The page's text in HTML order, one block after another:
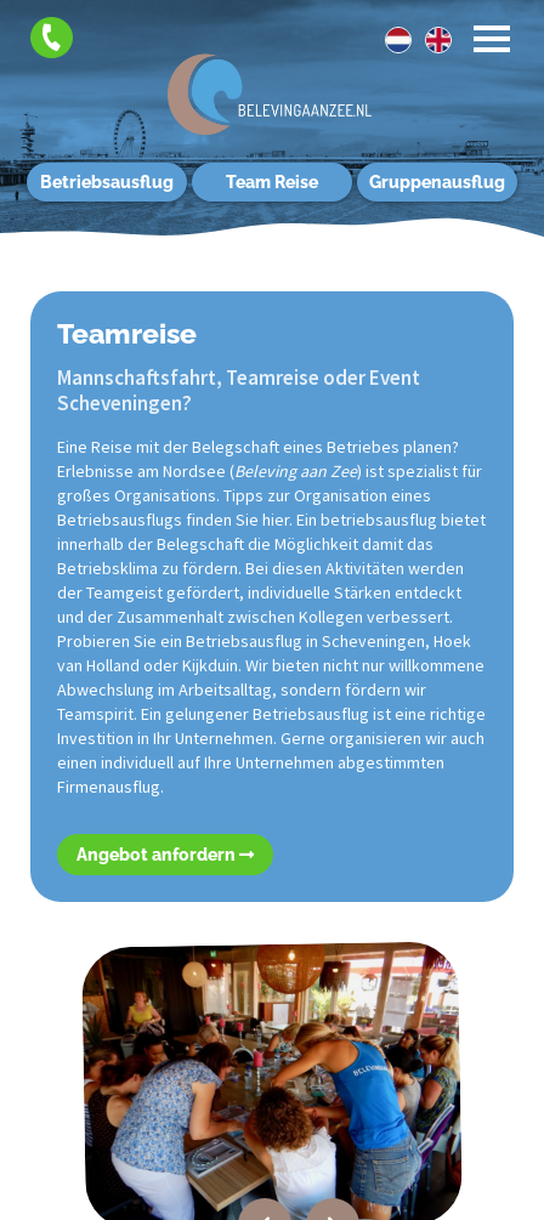
Betriebsausflug Team Reise Gruppenausflug
Teamreise
Mannschaftsfahrt, Teamreise oder Event
Scheveningen?
Eine Reise mit der Belegschaft eines Betriebes planen?
Erlebnisse am Nordsee (Beleving aan Zee) ist spezialist für
großes Organisations. Tipps zur Organisation eines
Betriebsausflugs finden Sie hier. Ein betriebsausflug bietet
innerhalb der Belegschaft die Möglichkeit damit das
Betriebsklima zu fördern. Bei diesen Aktivitäten werden
der Teamgeist gefördert, individuelle Stärken entdeckt
und der Zusammenhalt zwischen Kollegen verbessert.
Probieren Sie ein Betriebsausflug in Scheveningen, Hoek
van Holland oder Kijkduin. Wir bieten nicht nur willkommene
Abwechslung im Arbeitsalltag, sondern fördern wir
Teamspirit. Ein gelungener Betriebsausflug ist eine richtige
Investition in Ihr Unternehmen. Gerne organisieren wir auch
einen individuell auf Ihre Unternehmen abgestimmten
Firmenausflug.
Angebot anfordern